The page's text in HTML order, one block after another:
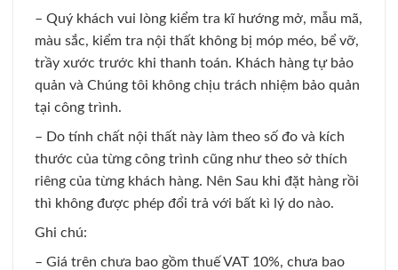
– Quý khách vui lòng kiểm tra kĩ hướng mở, mẫu mã,
màu sắc, kiểm tra nội thất không bị móp méo, bể vỡ,
trầy xước trước khi thanh toán. Khách hàng tự bảo
quản và Chúng tôi không chịu trách nhiệm bảo quản
tại công trình.
– Do tính chất nội thất này làm theo số đo và kích
thước của từng công trình cũng như theo sở thích
riêng của từng khách hàng. Nên Sau khi đặt hàng rồi
thì không được phép đổi trả với bất kì lý do nào.
Ghi chú:
– Giá trên chưa bao gồm thuế VAT 10%, chưa bao